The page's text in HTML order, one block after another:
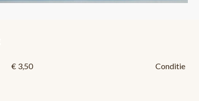
€ 3,50 Conditie